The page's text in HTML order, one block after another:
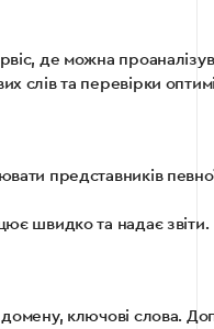
де можна
слів та перевірки
представників
швидко та надає звіти.
ключові слова.